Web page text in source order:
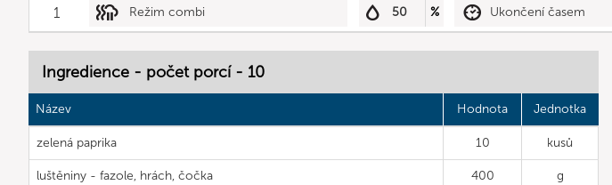
1 Režim combi 50 % Ukončení časem
Ingredience - počet porcí - 10
Název Hodnota Jednotka
zelená paprika 10 kusů
luštěniny - fazole, hrách, čočka 400 g